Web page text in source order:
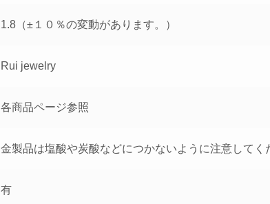
1.8（±１０％の変動があります。）
Rui jewelry
各商品ページ参照
金製品は塩酸や炭酸などにつかないように注意してく
有